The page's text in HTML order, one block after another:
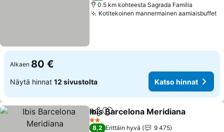
0.5 km kohteesta Sagrada Familia
Kotitekoinen mannermainen aamiaisbuffet
Alkaen 80 €
Näytä hinnat 12 sivustolta Katso hinnat
Jaa Lisää suosikkeihin
Ibis Barcelona Meridiana
2 Tähtiluokitus
8,2 Erittäin hyvä
9 475